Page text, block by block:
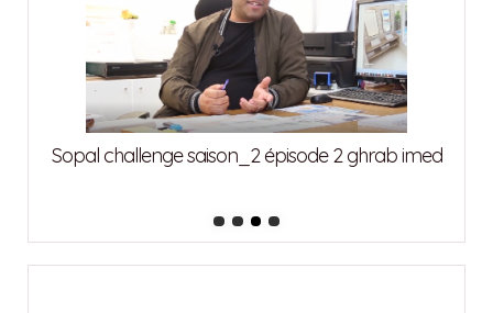
Sopal challenge saison_2 épisode 2 ghrab imed